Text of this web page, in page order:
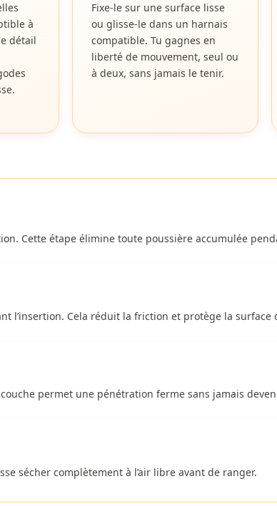
à
détail
Fixe-le sur une surface lisse
ou glisse-le dans un harnais
compatible. Tu gagnes en
liberté de mouvement, seul ou
à deux, sans jamais le tenir.
Cette étape élimine toute poussière accumulée
l’insertion. Cela réduit la friction et protège la surface
permet une pénétration ferme sans jamais
sécher complètement à l’air libre avant de ranger.